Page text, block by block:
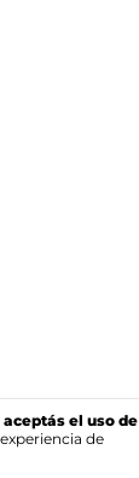
aceptás el uso de
de